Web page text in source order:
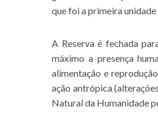
que foi a primeira
A Reserva é fechada
máximo a presença
alimentação e
ação antrópica
Natural da Humanidade